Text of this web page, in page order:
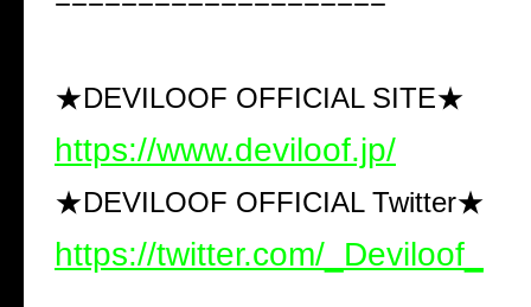
★DEVILOOF OFFICIAL SITE★
https://www.deviloof.jp/
★DEVILOOF OFFICIAL Twitter★
https://twitter.com/_Deviloof_